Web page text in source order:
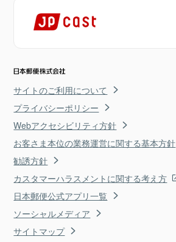
サイトのご利用について
プライバシーポリシー
Webアクセシビリティ方針
お客さま本位の業務運営に関する基本方針
勧誘方針
カスタマーハラスメントに関する考え方
日本郵便公式アプリ一覧
ソーシャルメディア
サイトマップ